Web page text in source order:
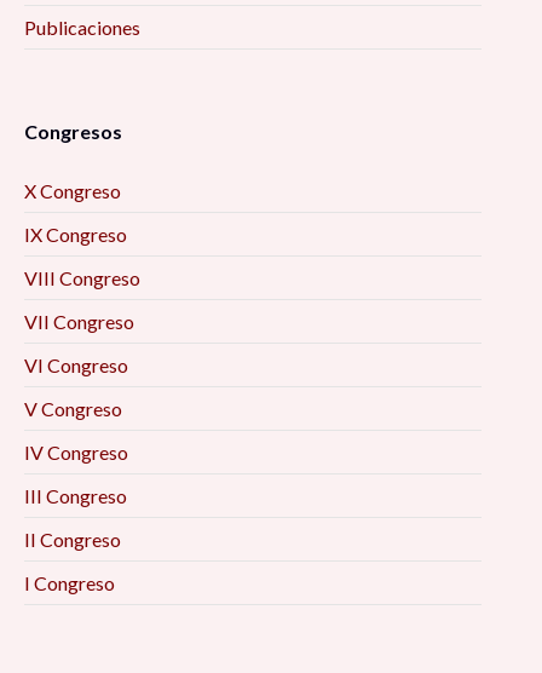
Publicaciones
Congresos
X Congreso
IX Congreso
VIII Congreso
VII Congreso
VI Congreso
V Congreso
IV Congreso
III Congreso
II Congreso
I Congreso